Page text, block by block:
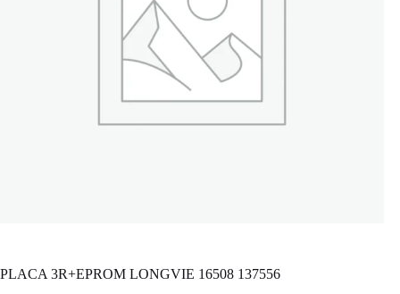
PLACA 3R+EPROM LONGVIE 16508 137556